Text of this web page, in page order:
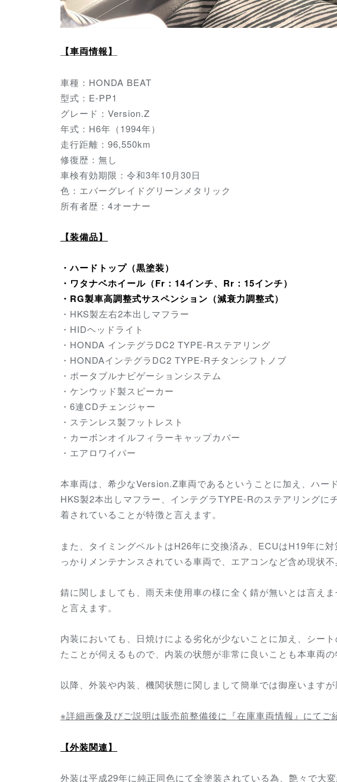
【車両情報】
車種：HONDA BEAT
型式：E-PP1
グレード：Version.Z
年式：H6年（1994年）
走行距離：96,550km
修復歴：無し
車検有効期限：令和3年10月30日
色：エバーグレイドグリーンメタリック
所有者歴：4オーナー
【装備品】
・ハードトップ（黒塗装）
・ワタナベホイール（Fr：14インチ、Rr：15インチ）
・RG製車高調整式サスペンション（減衰力調整式）
・HKS製左右2本出しマフラー
・HIDヘッドライト
・HONDA インテグラDC2 TYPE-Rステアリング
・HONDAインテグラDC2 TYPE-Rチタンシフトノブ
・ポータブルナビゲーションシステム
・ケンウッド製スピーカー
・6連CDチェンジャー
・ステンレス製フットレスト
・カーボンオイルフィラーキャップカバー
・エアロワイパー
本車両は、希少なVersion.Z車両であるということに加え、ハー
HKS製2本出しマフラー、インテグラTYPE-Rのステアリング
着されていることが特徴と言えます。
また、タイミングベルトはH26年に交換済み、ECUはH19年に
っかりメンテナンスされている車両で、エアコンなど含め現状不
錆に関しましても、雨天未使用車の様に全く錆が無いとは言え
と言えます。
内装においても、日焼けによる劣化が少ないことに加え、シー
たことが伺えるもので、内装の状態が非常に良いことも本車両の
以降、外装や内装、機関状態に関しまして簡単では御座いますが
※詳細画像及びご説明は販売前整備後に『在庫車両情報』にてご
【外装関連】
外装は平成29年に純正同色にて全塗装されている為、艶々で大変